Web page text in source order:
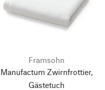
Framsohn
Manufactum Zwirnfrottier,
Gästetuch